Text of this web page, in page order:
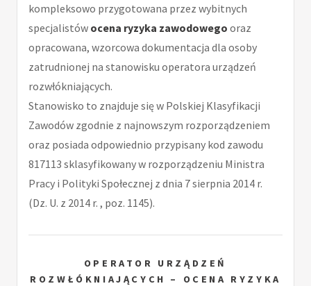
kompleksowo przygotowana przez wybitnych
specjalistów ocena ryzyka zawodowego oraz
opracowana, wzorcowa dokumentacja dla osoby
zatrudnionej na stanowisku operatora urządzeń
rozwłókniających.
Stanowisko to znajduje się w Polskiej Klasyfikacji
Zawodów zgodnie z najnowszym rozporządzeniem
oraz posiada odpowiednio przypisany kod zawodu
817113 sklasyfikowany w rozporządzeniu Ministra
Pracy i Polityki Społecznej z dnia 7 sierpnia 2014 r.
(Dz. U. z 2014 r. , poz. 1145).
OPERATOR URZĄDZEŃ
ROZWŁÓKNIAJĄCYCH – OCENA RYZYKA